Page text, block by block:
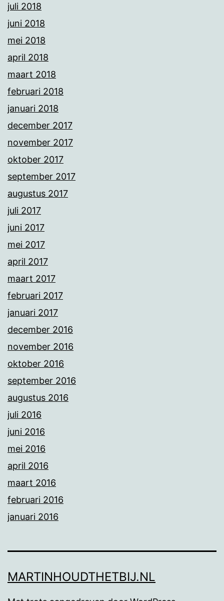
juli 2018
juni 2018
mei 2018
april 2018
maart 2018
februari 2018
januari 2018
december 2017
november 2017
oktober 2017
september 2017
augustus 2017
juli 2017
juni 2017
mei 2017
april 2017
maart 2017
februari 2017
januari 2017
december 2016
november 2016
oktober 2016
september 2016
augustus 2016
juli 2016
juni 2016
mei 2016
april 2016
maart 2016
februari 2016
januari 2016
MARTINHOUDTHETBIJ.NL